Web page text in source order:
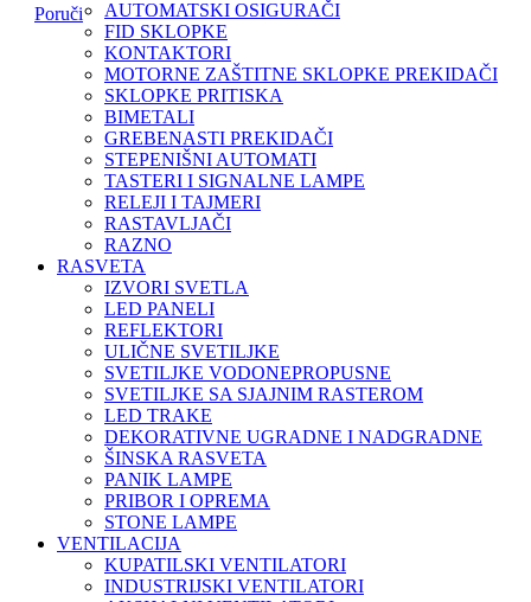
Poruči
AUTOMATSKI OSIGURAČI
FID SKLOPKE
KONTAKTORI
MOTORNE ZAŠTITNE SKLOPKE PREKIDAČI
SKLOPKE PRITISKA
BIMETALI
GREBENASTI PREKIDAČI
STEPENIŠNI AUTOMATI
TASTERI I SIGNALNE LAMPE
RELEJI I TAJMERI
RASTAVLJAČI
RAZNO
RASVETA
IZVORI SVETLA
LED PANELI
REFLEKTORI
ULIČNE SVETILJKE
SVETILJKE VODONEPROPUSNE
SVETILJKE SA SJAJNIM RASTEROM
LED TRAKE
DEKORATIVNE UGRADNE I NADGRADNE
ŠINSKA RASVETA
PANIK LAMPE
PRIBOR I OPREMA
STONE LAMPE
VENTILACIJA
KUPATILSKI VENTILATORI
INDUSTRIJSKI VENTILATORI